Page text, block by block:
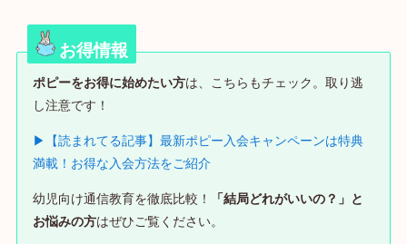
お得情報
ポピーをお得に始めたい方は、こちらもチェック。取り逃
し注意です！
▶【読まれてる記事】最新ポピー入会キャンペーンは特典
満載！お得な入会方法をご紹介
幼児向け通信教育を徹底比較！
「結局どれがいいの？」と
お悩みの方はぜひご覧ください。